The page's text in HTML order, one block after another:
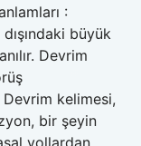
:
büyük
Devrim
Devrim kelimesi,
bir şeyin
yollardan